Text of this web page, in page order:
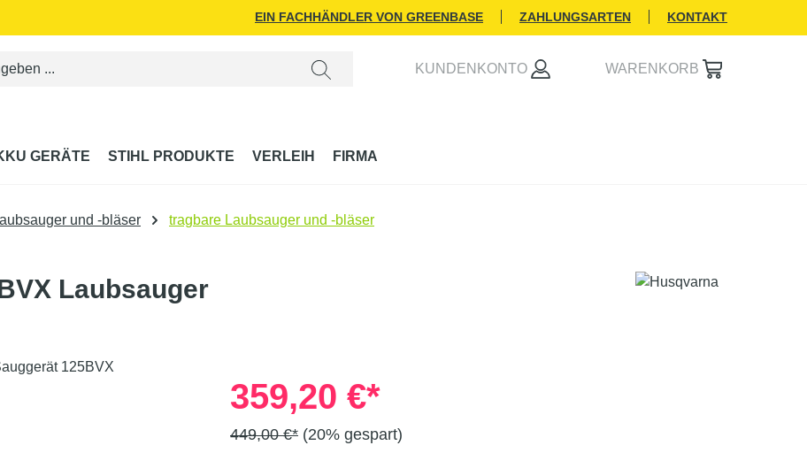
EIN FACHHÄNDLER VON GREENBASE ZAHLUNGSARTEN KONTAKT
KUNDENKONTO WARENKORB
GERÄTE STIHL PRODUKTE VERLEIH FIRMA
und -bläser tragbare Laubsauger und -bläser
Laubsauger
359,20 €*
449,00 €* (20% gespart)